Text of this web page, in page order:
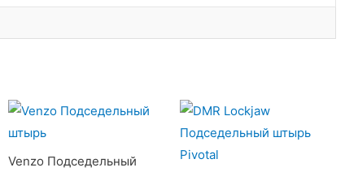
Venzo Подседельный